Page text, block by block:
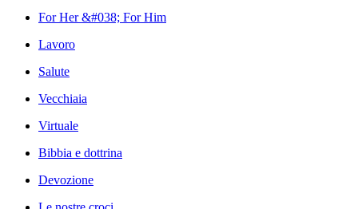
For Her &#038; For Him
Lavoro
Salute
Vecchiaia
Virtuale
Bibbia e dottrina
Devozione